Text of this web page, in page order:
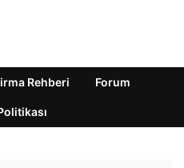
Rehberi Forum